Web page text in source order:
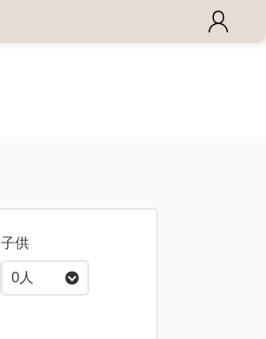
子供
0 人